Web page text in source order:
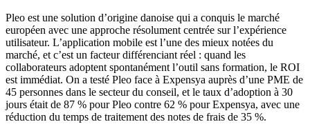
Pleo est une solution d’origine danoise qui a conquis le marché
européen avec une approche résolument centrée sur l’expérience
utilisateur. L’application mobile est l’une des mieux notées du
marché, et c’est un facteur différenciant réel : quand les
collaborateurs adoptent spontanément l’outil sans formation, le ROI
est immédiat. On a testé Pleo face à Expensya auprès d’une PME de
45 personnes dans le secteur du conseil, et le taux d’adoption à 30
jours était de 87 % pour Pleo contre 62 % pour Expensya, avec une
réduction du temps de traitement des notes de frais de 35 %.